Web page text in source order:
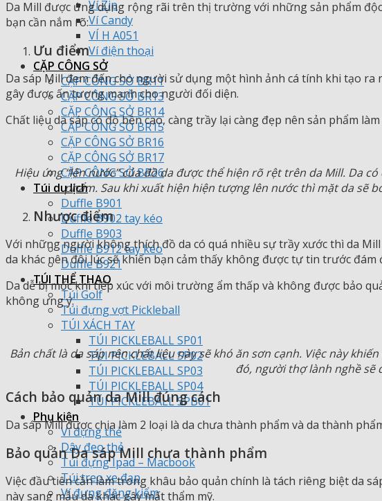
Ví Zip
Ví Candy
VÍ H A051
Ví điện thoại
CẶP CÔNG SỞ
CẶP CÔNG SỞ BR11
CẶP CÔNG SỞ BR13
CẶP CÔNG SỞ BR14
CẶP CÔNG SỞ BR15
CẶP CÔNG SỞ BR16
CẶP CÔNG SỞ BR17
CẶP CÔNG SỞ BR26
Túi du lịch
Duffle B901
Duffle B902 tay kéo
Duffle B903
Duffle B912 tay kéo
Duffle B921
TÚI THỂ THAO
Túi Golf
Túi đựng vợt Pickleball
TÚI XÁCH TAY
TÚI PICKLEBALL SP01
TÚI PICKLEBALL SP02
TÚI PICKLEBALL SP03
TÚI PICKLEBALL SP04
TÚI PICKLEBALL SPB01
Phụ kiện
Ví đựng thẻ
Dây đeo thẻ
Túi đựng Ipad – Macbook
Túi treo xe đạp
Ví đựng đăng kiểm
Da Mill được ứng dụng rộng rãi trên thị trường với những sản phẩm
bạn cần nắm rõ:
Ưu điểm
Da sáp Mill đem đến cho người sử dụng một hình ảnh cá tính khi tạo
gây được ấn tượng mạnh cho người đối diện.
Chất liệu da sáp có độ bền cao, càng trầy lại càng đẹp nên sản phẩm
Hiệu ứng “lên nước” của đồ da được thể hiện rõ rệt trên da Mill. Da
phẩm. Sau khi xuất hiện hiện tượng lên nước thì mặt da sẽ
Nhược điểm
Với những người không thích đồ da có quá nhiều sự trầy xước thì da
da khác nên đôi lúc sẽ khiến bạn cảm thấy không được tự tin trước đám
Da dễ bị mốc khi tiếp xúc với môi trường ẩm thấp và không được bảo
không ưng ý.
Bản chất là da sáp nên chất liệu này sẽ khó ăn sơn cạnh. Việc này
đó, người thợ lành nghề sẽ
Cách bảo quản da Mill đúng cách
Da sáp Mill được chia làm 2 loại là da chưa thành phẩm và da thành
Bảo quản Da sáp Mill chưa thành phẩm
Việc đầu tiên cần làm trong khâu bảo quản chính là tách riêng biệt da
này sang mẫu da khác gây mất thẩm mỹ.